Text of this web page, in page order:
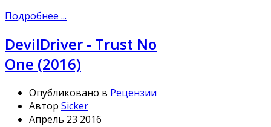
Подробнее ...
DevilDriver - Trust No
One (2016)
Опубликовано в Рецензии
Автор Sicker
Апрель 23 2016